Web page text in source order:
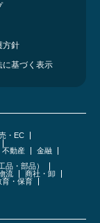
方針
に基づく表示
・EC
不動産
金融
品・部品）
流
商社・卸
育・保育